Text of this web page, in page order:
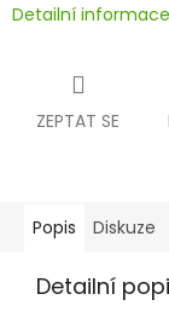
Detailní informace
ZEPTAT SE
Popis Diskuze
Detailní